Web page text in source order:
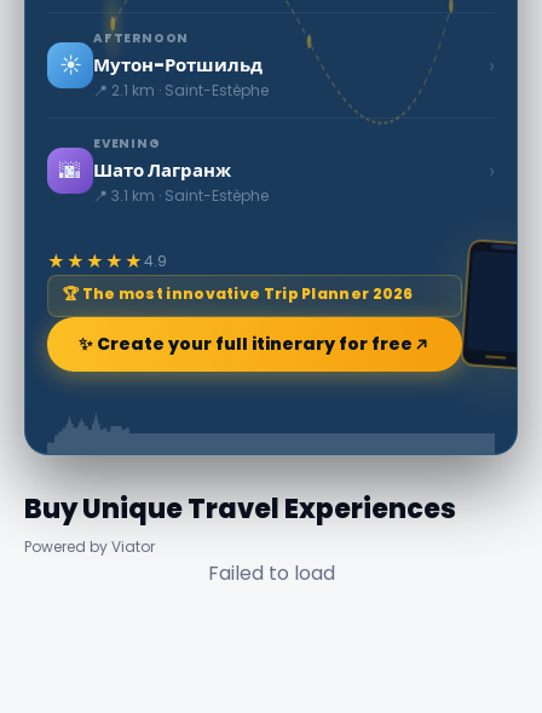
☀️
AFTERNOON
Мутон-Ротшильд
📍 2.1 km · Saint-Estèphe
›
🌆
EVENING
Шато Лагранж
📍 3.1 km · Saint-Estèphe
›
★★★★★4.9
🏆 The most innovative Trip Planner 2026
✨ Create your full itinerary for free
Buy Unique Travel Experiences
Powered by Viator
Failed to load